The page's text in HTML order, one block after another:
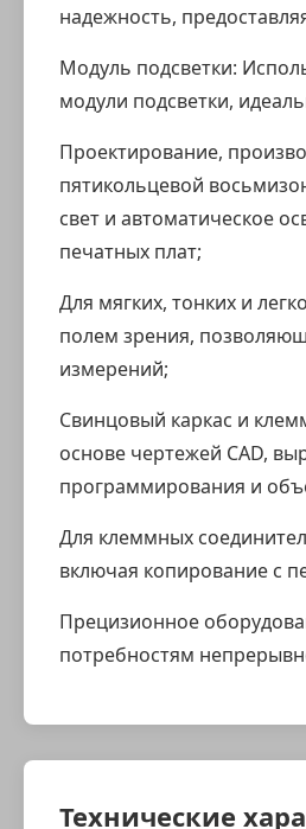
надежность,
Модуль подсветки:
модули подсветки,
Проектирование,
пятикольцевой
свет и автоматическое
печатных плат;
Для мягких, тонких и
полем зрения,
измерений;
Свинцовый каркас и
основе чертежей CAD,
программирования и
Для клеммных
включая копирование с
Прецизионное
потребностям
Технические